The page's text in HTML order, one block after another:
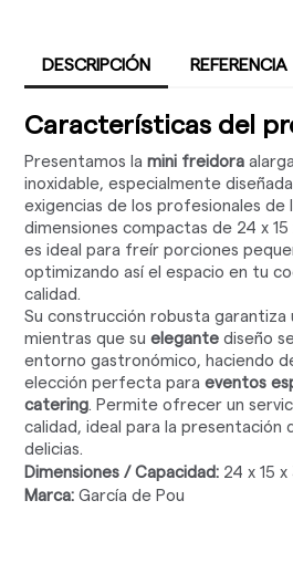
DESCRIPCIÓN REFERENCIA
Características del
Presentamos lamini freidora
inoxidable, especialmente
exigencias de los profesionales de
dimensiones compactas de 24 x
es ideal para freír porciones
optimizando así el espacio en tu
calidad.
Su construcción robusta garantiza
mientras que suelegante diseño
entorno gastronómico, haciendo
elección perfecta paraeventos
catering. Permite ofrecer un
calidad, ideal para la presentación
delicias.
Dimensiones / Capacidad: 24 x 15
Marca: García de Pou